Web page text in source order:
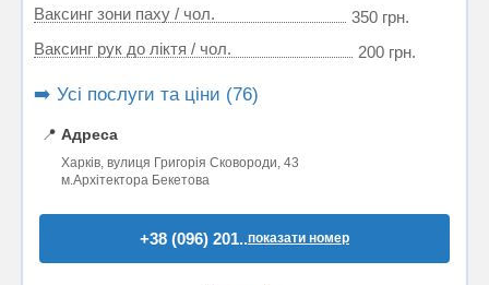
Ваксинг зони паху / чол.
350 грн.
Ваксинг рук до ліктя / чол.
200 грн.
➡️ Усі послуги та ціни (76)
📍 Адреса
Харків, вулиця Григорія Сковороди, 43
м.Архітектора Бекетова
+38 (096) 201..показати номер